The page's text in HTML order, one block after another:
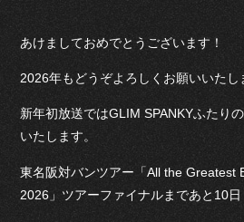
あけましておめでとうございます！
2026年もどうぞよろしくお願いいたし
新年初放送ではGLIM SPANKYふたり
いたします。
東名阪対バンツアー「All the Greatest
2026」ツアーファイナルまであと10日